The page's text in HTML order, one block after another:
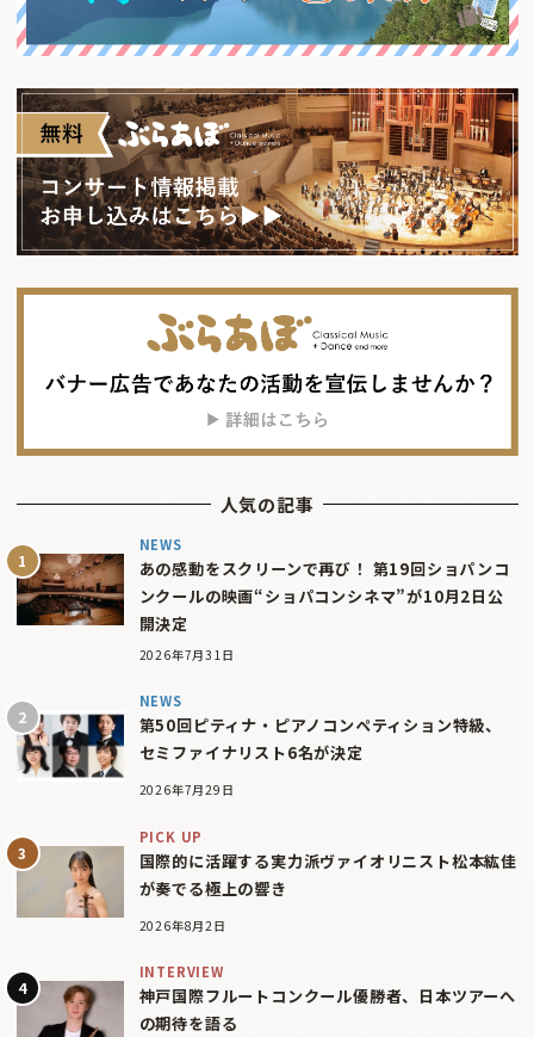
人気の記事
NEWS
あの感動をスクリーンで再び！ 第19回ショパンコ
ンクールの映画“ショパコンシネマ”が10月2日公
開決定
2026年7月31日
NEWS
第50回ピティナ・ピアノコンペティション特級、
セミファイナリスト6名が決定
2026年7月29日
PICK UP
国際的に活躍する実力派ヴァイオリニスト松本紘佳
が奏でる極上の響き
2026年8月2日
INTERVIEW
神戸国際フルートコンクール優勝者、日本ツアーへ
の期待を語る